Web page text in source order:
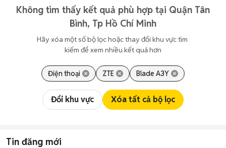
Không tìm thấy kết quả phù hợp tại Quận Tân
Bình, Tp Hồ Chí Minh
Hãy xóa một số bộ lọc hoặc thay đổi khu vực tìm
kiếm để xem nhiều kết quả hơn
Điện thoại ZTE Blade A3Y
Đổi khu vực Xóa tất cả bộ lọc
Tin đăng mới